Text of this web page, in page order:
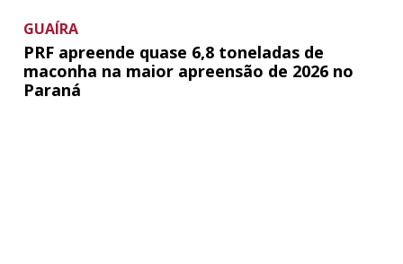
GUAÍRA
PRF apreende quase 6,8 toneladas de
maconha na maior apreensão de 2026 no
Paraná